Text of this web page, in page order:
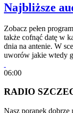
Najbliższe
Zobacz pełen
także cofnąć datę w
dnia na antenie. W
uworów jakie wtedy
06:00
RADIO
Nasz poranek dobrze